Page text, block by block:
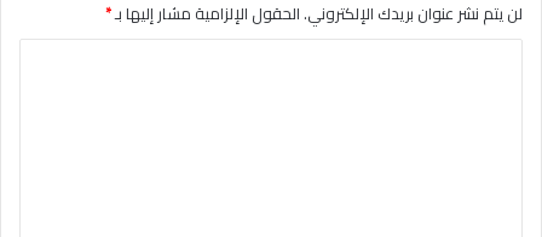
لن يتم نشر عنوان بريدك الإلكتروني.الحقول الإلزامية مشار إليها بـ*